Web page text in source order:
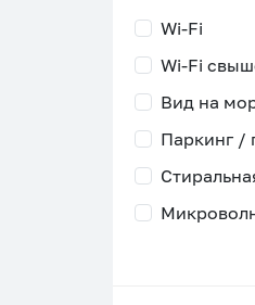
Wi-Fi
Wi-Fi
Вид на
Паркинг /